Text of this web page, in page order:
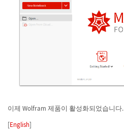
이제 Wolfram 제품이 활성화되었습니다.
[English]